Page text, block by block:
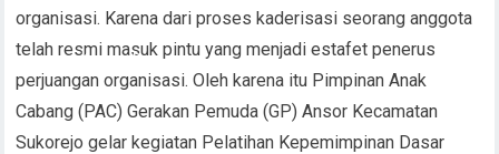
organisasi. Karena dari proses kaderisasi seorang anggota
telah resmi masuk pintu yang menjadi estafet penerus
perjuangan organisasi. Oleh karena itu Pimpinan Anak
Cabang (PAC) Gerakan Pemuda (GP) Ansor Kecamatan
Sukorejo gelar kegiatan Pelatihan Kepemimpinan Dasar